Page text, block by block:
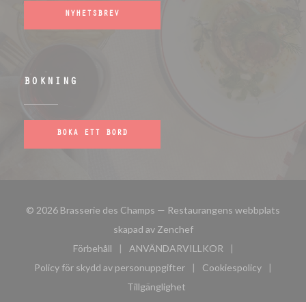
NYHETSBREV
BOKNING
BOKA ETT BORD
© 2026 Brasserie des Champs — Restaurangens webbplats
skapad av Zenchef((öppnas i ett nytt
Förbehåll
((öppnas i ett nytt fönster))
ANVÄNDARVILLKOR
((öppnas i ett nytt fönster))
Policy för skydd av personuppgifter
((öppnas i ett nytt fönster))
Cookiespolicy
((öppnas i ett
Tillgänglighet
((öppnas i ett nytt fönster))